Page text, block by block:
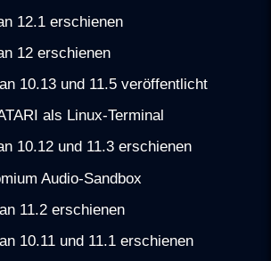
12.1 erschienen
12 erschienen
10.13 und 11.5 veröffentlicht
als Linux-Terminal
10.12 und 11.3 erschienen
Audio-Sandbox
11.2 erschienen
10.11 und 11.1 erschienen